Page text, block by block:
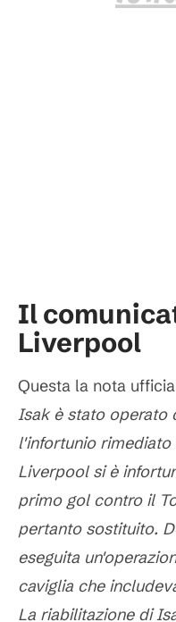
Il
Liverpool
Questa la nota
Isak è stato operato
l'infortunio rimediato
Liverpool si è
primo gol contro il
pertanto sostituito.
eseguita
caviglia che
La riabilitazione di